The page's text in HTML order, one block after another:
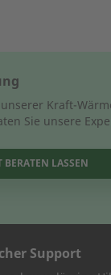
Kraft-
Sie unsere
BERATEN LASSEN
Support